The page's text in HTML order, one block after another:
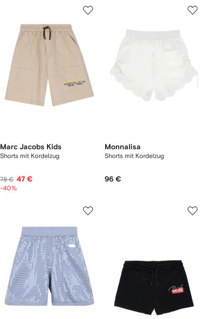
Marc Jacobs Kids
Shorts mit Kordelzug
78 € 47 €
-40%
Monnalisa
Shorts mit Kordelzug
96 €